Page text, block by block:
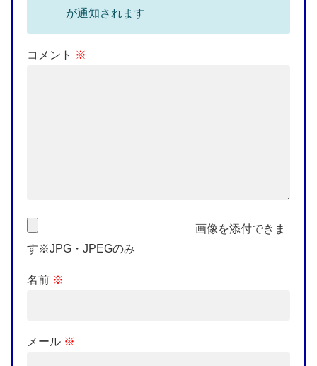
が通知されます
コメント ※
画像を添付できま
す※JPG・JPEGのみ
名前 ※
メール ※